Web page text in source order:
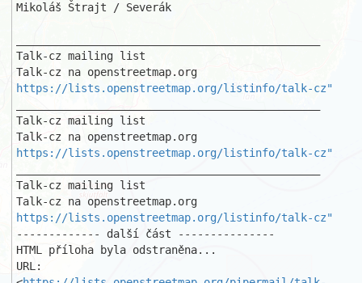
Mikoláš Štrajt / Severák
Talk-cz mailing list
https://lists.openstreetmap.org/listinfo/talk-cz"
Talk-cz mailing list
https://lists.openstreetmap.org/listinfo/talk-cz"
Talk-cz mailing list
https://lists.openstreetmap.org/listinfo/talk-cz"
------------- další část ---------------
HTML příloha byla odstraněna...
URL: